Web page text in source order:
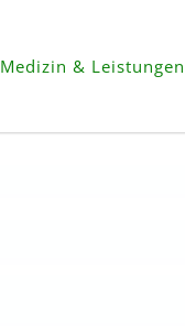
Medizin & Leistungen